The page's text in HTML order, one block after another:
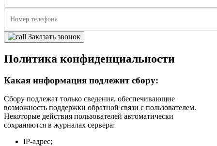
Заказать звонок
Политика конфиденциальности
Какая информация подлежит сбору:
Сбору подлежат только сведения, обеспечивающие
возможность поддержки обратной связи с пользователем.
Некоторые действия пользователей автоматически
сохраняются в журналах сервера:
IP-адрес;